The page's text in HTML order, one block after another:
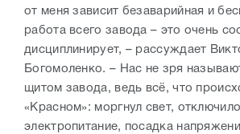
от меня зависит безаварийная и
работа всего завода – это очень
дисциплинирует, – рассуждает
Богомоленко. – Нас не зря
щитом завода, ведь всё, что
«Красном»: моргнул свет,
электропитание, посадка